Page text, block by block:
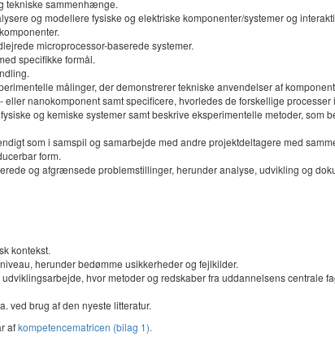
tekniske sammenhænge.
og modellere fysiske og elektriske komponenter/systemer og
microprocessor-baserede systemer.
specifikke formål.
målinger, der demonstrerer tekniske anvendelser af
nanokomponent samt specificere, hvorledes de forskellige
og kemiske systemer samt beskrive eksperimentelle metoder, som
som i samspil og samarbejde med andre projektdeltagere med
form.
og afgrænsede problemstillinger, herunder analyse, udvikling og
kontekst.
herunder bedømme usikkerheder og fejlkilder.
hvor metoder og redskaber fra uddannelsens centrale
ved brug af den nyeste litteratur.
afkompetencematricen (bilag 1).